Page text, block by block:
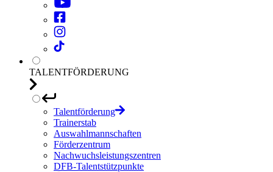
TALENTFÖRDERUNG
Talentförderung
Trainerstab
Auswahlmannschaften
Förderzentrum
Nachwuchsleistungszentren
DFB-Talentstützpunkte